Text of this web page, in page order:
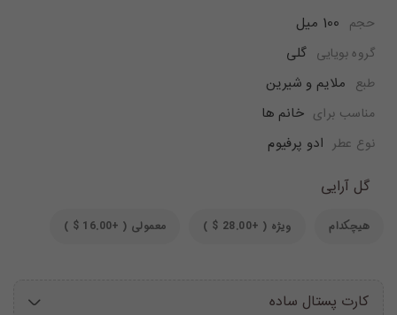
حجم 100 میل
گروه بویایی گلی
طبع ملایم و شیرین
مناسب برای خانم ها
نوع عطر ادو پرفیوم
گل آرایی
هیچکدام ویژه ( +28.00 $ ) معمولی ( +16.00 $ )
کارت پستال ساده